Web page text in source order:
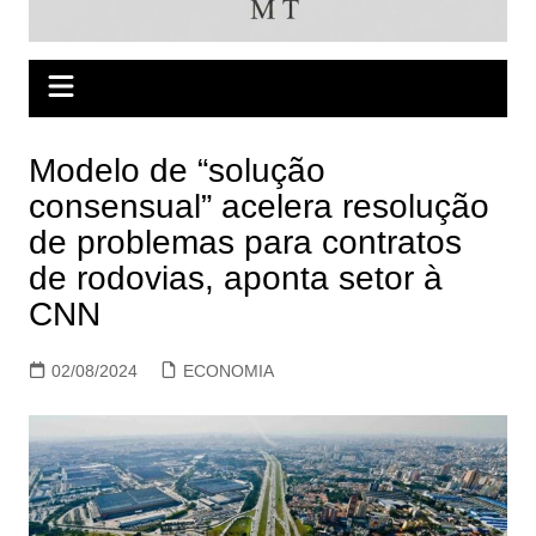
Modelo de “solução
consensual” acelera resolução
de problemas para contratos
de rodovias, aponta setor à
CNN
02/08/2024 ECONOMIA